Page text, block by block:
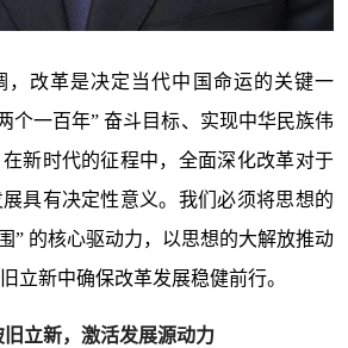
改革是决定当代中国命运的关键一
个一百年” 奋斗目标、实现中华民族伟
新时代的征程中，全面深化改革对于
具有决定性意义。我们必须将思想的
” 的核心驱动力，以思想的大解放推动
立新中确保改革发展稳健前行。
立新，激活发展源动力